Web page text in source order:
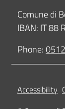
Contacts
Comune di
IBAN: IT
Phone:
Accessibility